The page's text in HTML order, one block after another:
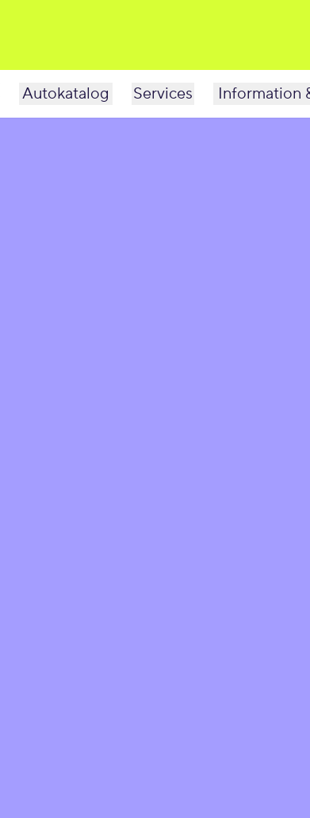
Autokatalog Services Information